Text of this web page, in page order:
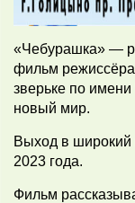
«Чебурашка» —
фильм
зверьке по
новый мир.
Выход в широкий
2023 года.
Фильм